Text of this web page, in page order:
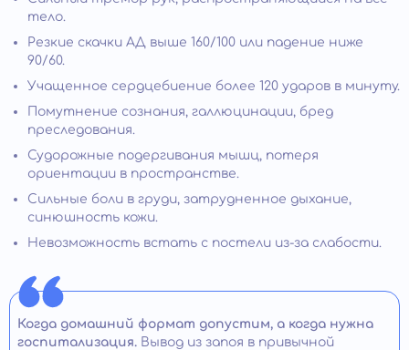
тело.
Резкие скачки АД выше 160/100 или падение ниже
90/60.
Учащенное сердцебиение более 120 ударов в минуту.
Помутнение сознания, галлюцинации, бред
преследования.
Судорожные подергивания мышц, потеря
ориентации в пространстве.
Сильные боли в груди, затрудненное дыхание,
синюшность кожи.
Невозможность встать с постели из-за слабости.
Когда домашний формат допустим, а когда нужна
госпитализация. Вывод из запоя в привычной